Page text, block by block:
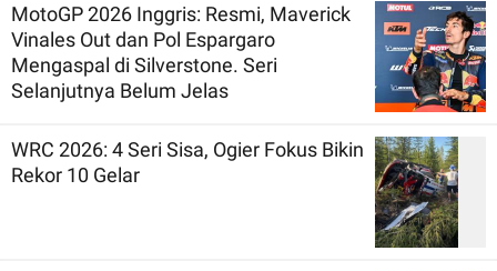
MotoGP 2026 Inggris: Resmi, Maverick
Vinales Out dan Pol Espargaro
Mengaspal di Silverstone. Seri
Selanjutnya Belum Jelas
WRC 2026: 4 Seri Sisa, Ogier Fokus Bikin
Rekor 10 Gelar